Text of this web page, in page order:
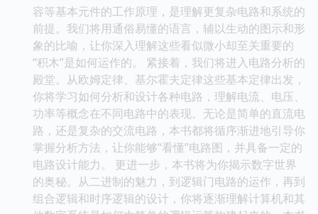
容等基本元件的工作原理，是理解更复杂电路和系统的
前提。我们将用通俗易懂的语言，辅以生动的图示和形
象的比喻，让你深入理解这些看似微小却至关重要的
“积木”是如何运作的。 紧接着，我们将进入电路分析的
殿堂。从欧姆定律、基尔霍夫定律这些基本定律出发，
你将学习如何分析和设计各种电路，理解电流、电压、
功率等概念在不同电路中的表现。无论是简单的直流电
路，还是复杂的交流电路，本书都将循序渐进地引导你
掌握分析方法，让你能够“看懂”电路图，并具备一定的
电路设计能力。 更进一步，本书将为你揭示数字世界
的奥秘。从二进制的魅力，到逻辑门电路的运作，再到
组合逻辑和时序逻辑的设计，你将逐渐理解计算机和其